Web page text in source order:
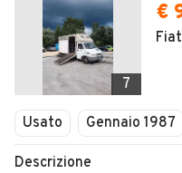
7
€
Usato Gennaio 1987
Descrizione